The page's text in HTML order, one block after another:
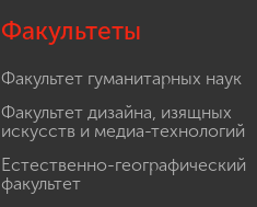
Факультеты
Факультет гуманитарных наук
Факультет дизайна, изящных
искусств и медиа-технологий
Естественно-географический
факультет